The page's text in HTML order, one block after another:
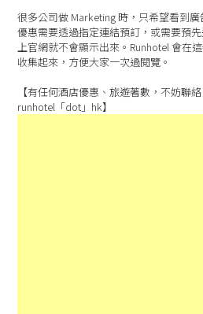
很多公司做 Marketing 時，只希望看到
優惠需要透過指定連結預訂，或需要預
上官網就不會顯示出來。Runhotel 會在
收集起來，方便大家一次過閱覽。
【有任何酒店優惠、旅遊著數，不妨聯
runhotel「dot」hk】